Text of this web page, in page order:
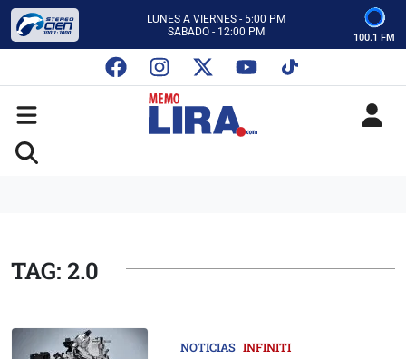
LUNES A VIERNES - 5:00 PM
SABADO - 12:00 PM
CON MEMO LIRA Y SU EQUIPO
LUNES A VIERNES - 5:00 PM
SABADO - 12:00 PM
100.1 FM
TAG: 2.0
NOTICIAS INFINITI